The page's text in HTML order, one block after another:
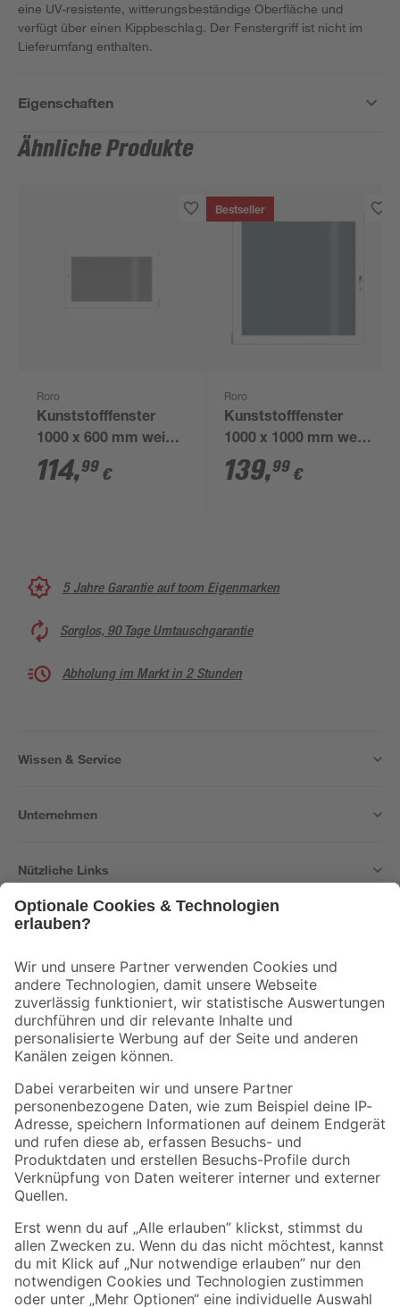
eine UV-resistente, witterungsbeständige Oberfläche und
verfügt über einen Kippbeschlag. Der Fenstergriff ist nicht im
Lieferumfang enthalten.
Eigenschaften
Ähnliche Produkte
Roro
Kunststofffenster
1000 x 600 mm weiß
DIN rechts
114,99 €
Bestseller
Roro
Kunststofffenster
1000 x 1000 mm weiß
DIN links
139,99 €
5 Jahre Garantie auf toom Eigenmarken
Sorglos, 90 Tage Umtauschgarantie
Abholung im Markt in 2 Stunden
Wissen & Service
Unternehmen
Nützliche Links
Der toom Newsletter: Keine Angebote und Aktionen mehr verpassen!
Zur Newsletter Anmeldung
Folge uns
Zahlungsarten Versandarten
Sicher einkaufen
Jetzt die toom-App herunterladen